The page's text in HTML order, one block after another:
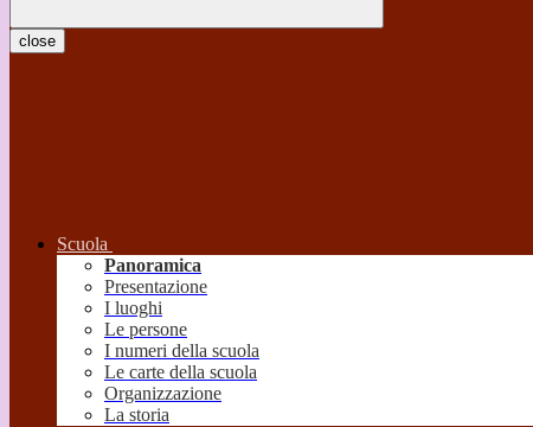
close
Scuola
Panoramica
Presentazione
I luoghi
Le persone
I numeri della scuola
Le carte della scuola
Organizzazione
La storia